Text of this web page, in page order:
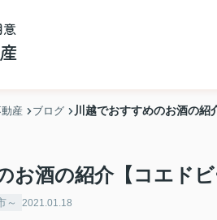
産 ブログ 川越でおすすめのお酒の紹
お酒の紹介【コエドビ
～ 2021.01.18